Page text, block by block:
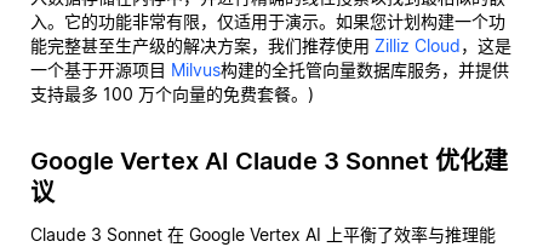
入。它的功能非常有限，仅适用于演示。如果您计划构建一个功
能完整甚至生产级的解决方案，我们推荐使用 Zilliz Cloud，这是
一个基于开源项目 Milvus构建的全托管向量数据库服务，并提供
支持最多 100 万个向量的免费套餐。)
Google Vertex AI Claude 3 Sonnet 优化建
议
Claude 3 Sonnet 在 Google Vertex AI 上平衡了效率与推理能